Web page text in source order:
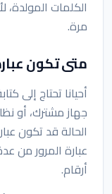
الكلمات المولدة،
مرة.
متى تكون
أحيانا تحتاج إلى
جهاز مشترك، أو
الحالة قد تكون
عبارة المرور من
أرقام.